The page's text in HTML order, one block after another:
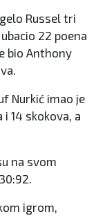
Russel tri
22 poena
bio Anthony
Nurkić imao je
14 skokova, a
na svom
igrom,